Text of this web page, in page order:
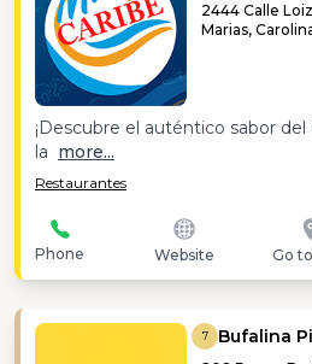
2444 Calle
Marias,
¡Descubre el auténtico sabor
la more...
Restaurantes
Phone Website Go
7 Bufalina